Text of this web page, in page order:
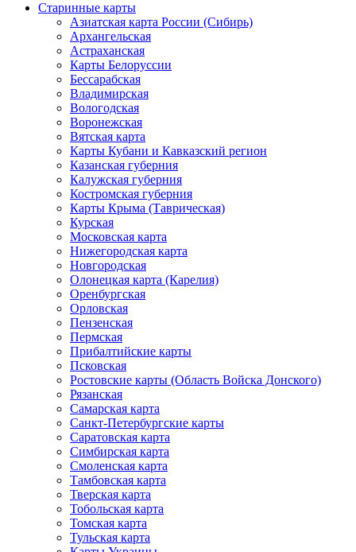
Старинные карты
Азиатская карта России (Сибирь)
Архангельская
Астраханская
Карты Белоруссии
Бессарабская
Владимирская
Вологодская
Воронежская
Вятская карта
Карты Кубани и Кавказский регион
Казанская губерния
Калужская губерния
Костромская губерния
Карты Крыма (Таврическая)
Курская
Московская карта
Нижегородская карта
Новгородская
Олонецкая карта (Карелия)
Оренбургская
Орловская
Пензенская
Пермская
Прибалтийские карты
Псковская
Ростовские карты (Область Войска Донского)
Рязанская
Самарская карта
Санкт-Петербургские карты
Саратовская карта
Симбирская карта
Смоленская карта
Тамбовская карта
Тверская карта
Тобольская карта
Томская карта
Тульская карта